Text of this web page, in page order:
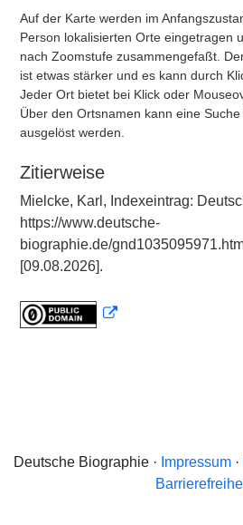
Auf der Karte werden im
Person lokalisierten Orte eingetragen
nach Zoomstufe zusammengefaßt.
ist etwas stärker und es kann durch
Jeder Ort bietet bei Klick oder
Über den Ortsnamen kann eine
ausgelöst werden.
Zitierweise
Mielcke, Karl, Indexeintrag:
https://www.deutsche-
biographie.de/
[09.08.2026].
Deutsche Biographie · Impressum·